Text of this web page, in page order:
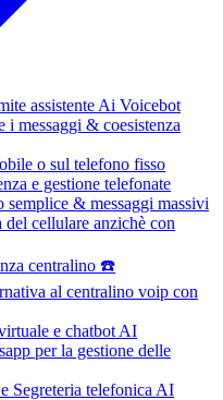
assistente Ai Voicebot
i messaggi & coesistenza
o sul telefono fisso
e gestione telefonate
semplice & messaggi massivi
cellulare anzichè con
centralino ☎️
al centralino voip con
e chatbot AI
per la gestione delle
Segreteria telefonica AI